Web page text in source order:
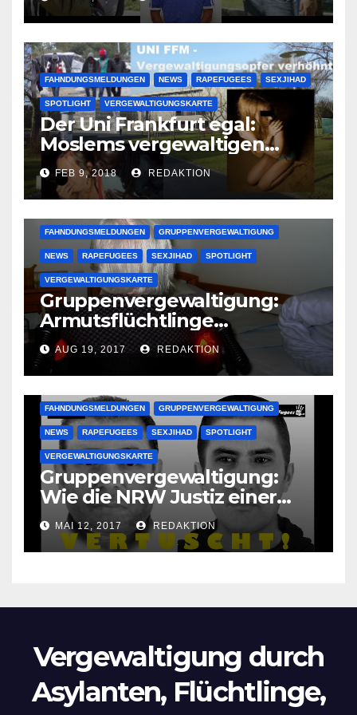
großer Muslimclan
FAHNDUNGSMELDUNGEN NEWS RAPEFUGEES SEXJIHAD
SPOTLIGHT VERGEWALTIGUNGSKARTE
Der Uni Frankfurt egal:
Moslems vergewaltigen
deutsche Studentinnen auf
Uni-Campus
FEB 9, 2018 REDAKTION
FAHNDUNGSMELDUNGEN GRUPPENVERGEWALTIGUNG
NEWS RAPEFUGEES SEXJIHAD SPOTLIGHT
VERGEWALTIGUNGSKARTE
Gruppenvergewaltigung:
Armutsflüchtlinge
vergewaltigen bettlägerige
Oma im Schlaf
krankenhausreif
AUG 19, 2017 REDAKTION
FAHNDUNGSMELDUNGEN GRUPPENVERGEWALTIGUNG
NEWS RAPEFUGEES SEXJIHAD SPOTLIGHT
VERGEWALTIGUNGSKARTE
Gruppenvergewaltigung:
Wie die NRW Justiz einer
Lokalzeitung verbietet diese
Bilder zu veröffentlichen
MAI 12, 2017 REDAKTION
Vergewaltigung durch
Asylanten, Flüchtlinge,